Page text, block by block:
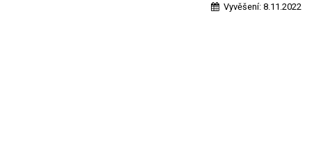
Vyvěšení: 8.11.2022